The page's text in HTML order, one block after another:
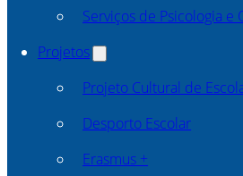
Serviços de Psicologia e
Projetos
Projeto Cultural de
Desporto Escolar
Erasmus +